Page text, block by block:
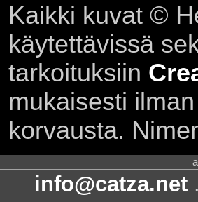
Kaikki kuvat ©
käytettävissä
tarkoituksiin
mukaisesti
korvausta.
info@catza.net